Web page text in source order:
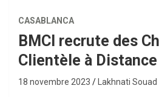
CASABLANCA
BMCI recrute des
Clientèle à Distance
18 novembre 2023 Lakhnati Souad